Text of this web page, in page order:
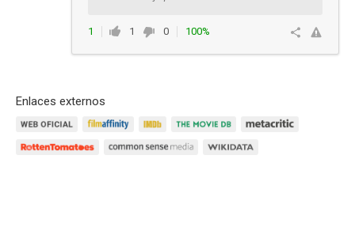
1 1 0
100%
Enlaces externos